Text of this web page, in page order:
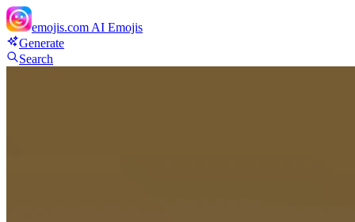
emojis.com AI Emojis
Generate
Search